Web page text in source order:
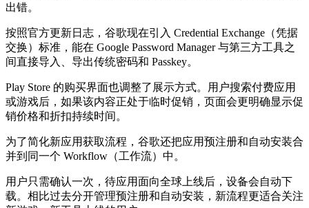
出错。
按照官方更新日志，谷歌现在引入 Credential Exchange（凭据
交换）标准，能在 Google Password Manager 与第三方工具之
间直接导入、导出传统密码和 Passkey。
Play Store 的购买界面也调整了展示方式。用户搜索付费应用
或游戏后，如果该内容正处于临时促销，页面会更明确显示促
销价格和折扣持续时间。
为了简化新应用获取流程，谷歌还把应用预注册和自动安装合
并到同一个 Workflow（工作流）中。
用户只需确认一次，待应用面向全球上线后，设备会自动下
载。相比过去分开管理预注册和自动安装，新流程更适合关注